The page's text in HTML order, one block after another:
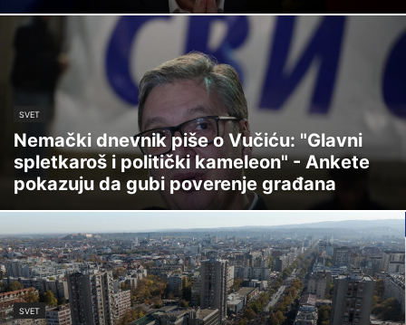
SVET
Nemački dnevnik piše o Vučiću: "Glavni
spletkaroš i politički kameleon" - Ankete
pokazuju da gubi poverenje građana
SVET